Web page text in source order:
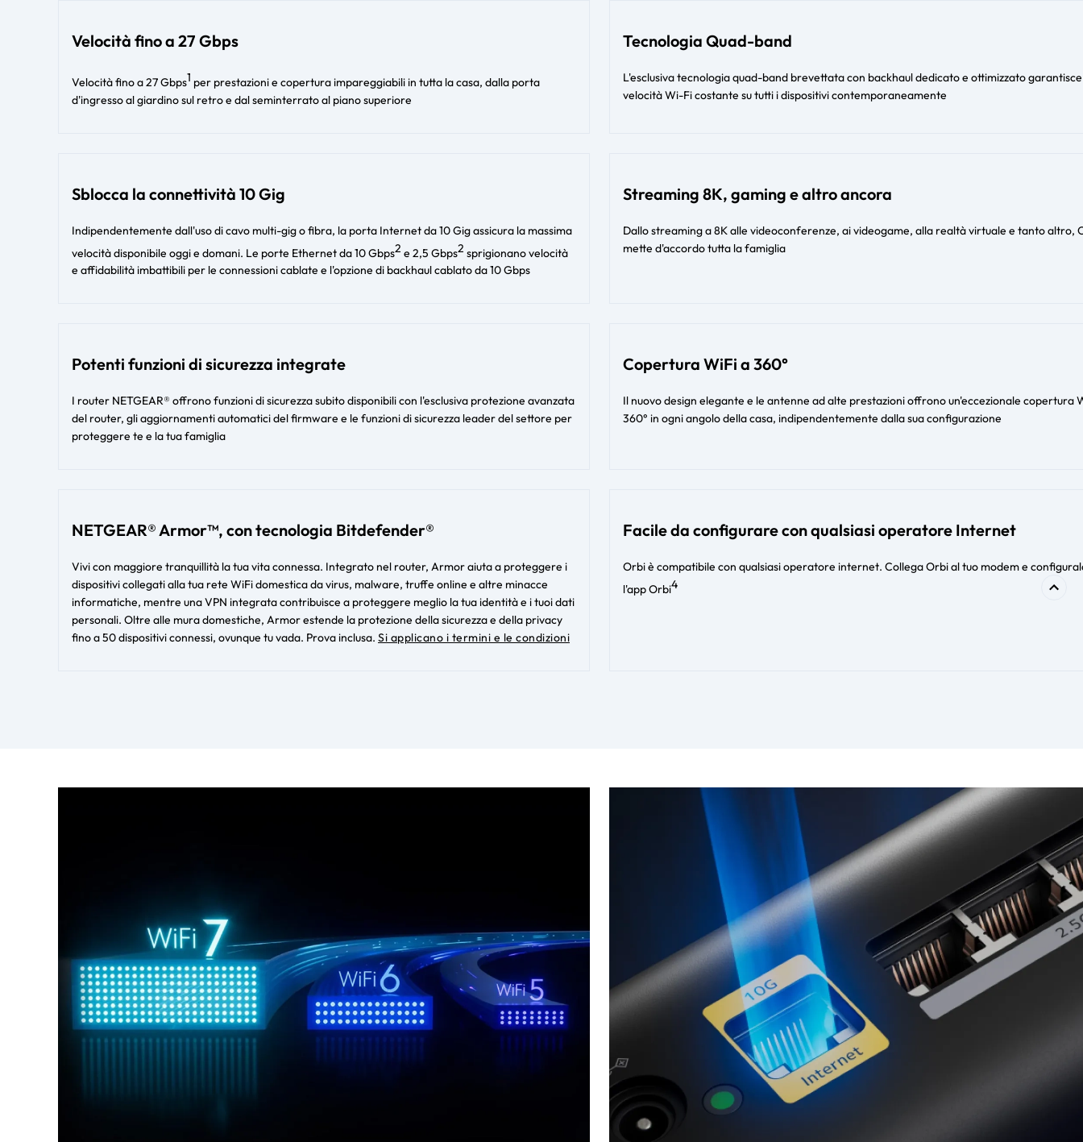
Velocità fino a 27 Gbps
Velocità fino a 27 Gbps1 per prestazioni e copertura impareggiabili in tutta la casa, dalla porta
d'ingresso al giardino sul retro e dal seminterrato al piano superiore
Tecnologia Quad-band
L'esclusiva tecnologia quad-band brevettata con backhaul dedicato e ottimizzato
velocità Wi-Fi costante su tutti i dispositivi contemporaneamente
Sblocca la connettività 10 Gig
Indipendentemente dall'uso di cavo multi-gig o fibra, la porta Internet da 10 Gig assicura la massima
velocità disponibile oggi e domani. Le porte Ethernet da 10 Gbps2 e 2,5 Gbps2 sprigionano velocità
e affidabilità imbattibili per le connessioni cablate e l'opzione di backhaul cablato da 10 Gbps
Streaming 8K, gaming e altro ancora
Dallo streaming a 8K alle videoconferenze, ai videogame, alla realtà virtuale e tanto altro,
mette d'accordo tutta la famiglia
Potenti funzioni di sicurezza integrate
I router NETGEAR® offrono funzioni di sicurezza subito disponibili con l'esclusiva protezione avanzata
del router, gli aggiornamenti automatici del firmware e le funzioni di sicurezza leader del settore per
proteggere te e la tua famiglia
Copertura WiFi a 360°
Il nuovo design elegante e le antenne ad alte prestazioni offrono un'eccezionale copertura
360° in ogni angolo della casa, indipendentemente dalla sua configurazione​​
NETGEAR® Armor™, con tecnologia Bitdefender®
Vivi con maggiore tranquillità la tua vita connessa. Integrato nel router, Armor aiuta a proteggere i
dispositivi collegati alla tua rete WiFi domestica da virus, malware, truffe online e altre minacce
informatiche, mentre una VPN integrata contribuisce a proteggere meglio la tua identità e i tuoi dati
personali. Oltre alle mura domestiche, Armor estende la protezione della sicurezza e della privacy
fino a 50 dispositivi connessi, ovunque tu vada. Prova inclusa. Si applicano i termini e le condizioni
Facile da configurare con qualsiasi operatore Internet
Orbi è compatibile con qualsiasi operatore internet. Collega Orbi al tuo modem e
l'app Orbi​4